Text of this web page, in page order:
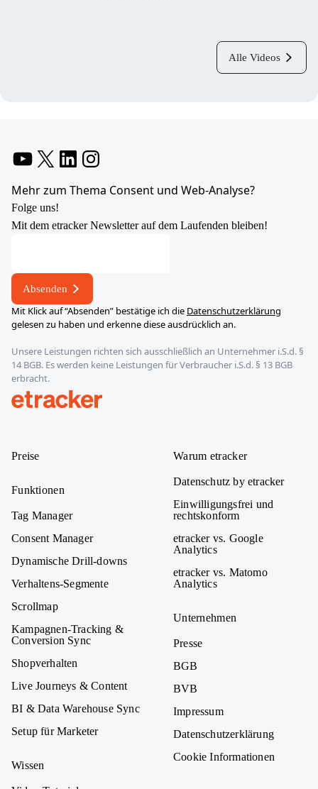
Alle Videos
Mehr zum Thema Consent und Web-Analyse?
Folge uns!
Mit dem etracker Newsletter auf dem Laufenden bleiben!
Adresse
E-
Mail-
*
Absenden
Mit Klick auf “Absenden” bestätige ich die Datenschutzerklärung
gelesen zu haben und erkenne diese ausdrücklich an.
Unsere Leistungen richten sich ausschließlich an Unternehmer i.S.d. §
14 BGB. Es werden keine Leistungen für Verbraucher i.S.d. § 13 BGB
erbracht.
Preise
Funktionen
Tag Manager
Consent Manager
Dynamische Drill-downs
Verhaltens-Segmente
Scrollmap
Kampagnen-Tracking &
Conversion Sync
Shopverhalten
Live Journeys & Content
BI & Data Warehouse Sync
Setup für Marketer
Wissen
Warum etracker
Datenschutz by etracker
Einwilligungsfrei und
rechtskonform
etracker vs. Google
Analytics
etracker vs. Matomo
Analytics
Unternehmen
Presse
BGB
BVB
Impressum
Datenschutzerklärung
Cookie Informationen